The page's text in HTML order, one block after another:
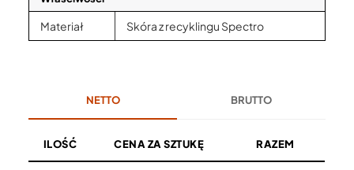
Materiał Skóra z recyklingu Spectro
NETTO BRUTTO
ILOŚĆ CENA ZA SZTUKĘ RAZEM